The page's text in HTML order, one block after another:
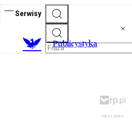
Serwisy
Publicystyka